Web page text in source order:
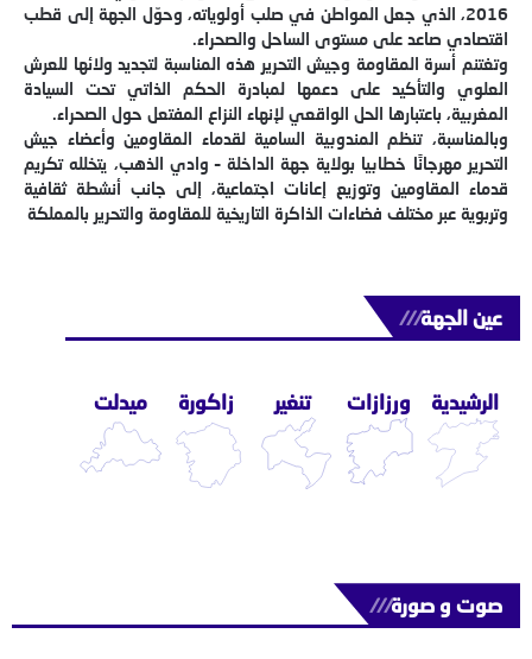
2016، الذي جعل المواطن في صلب أولوياته، وحوّل الجهة إلى قطب
اقتصادي صاعد على مستوى الساحل والصحراء.
وتغتنم أسرة المقاومة وجيش التحرير هذه المناسبة لتجديد ولائها للعرش
العلوي والتأكيد على دعمها لمبادرة الحكم الذاتي تحت السيادة
المغربية، باعتبارها الحل الواقعي لإنهاء النزاع المفتعل حول الصحراء.
وبالمناسبة، تنظم المندوبية السامية لقدماء المقاومين وأعضاء جيش
التحرير مهرجانًا خطابيا بولاية جهة الداخلة – وادي الذهب، يتخلله تكريم
قدماء المقاومين وتوزيع إعانات اجتماعية، إلى جانب أنشطة ثقافية
وتربوية عبر مختلف فضاءات الذاكرة التاريخية للمقاومة والتحرير بالمملكة
عين الجهة///
الرشيدية ورزازات تنغير زاكورة ميدلت
صوت و صورة///